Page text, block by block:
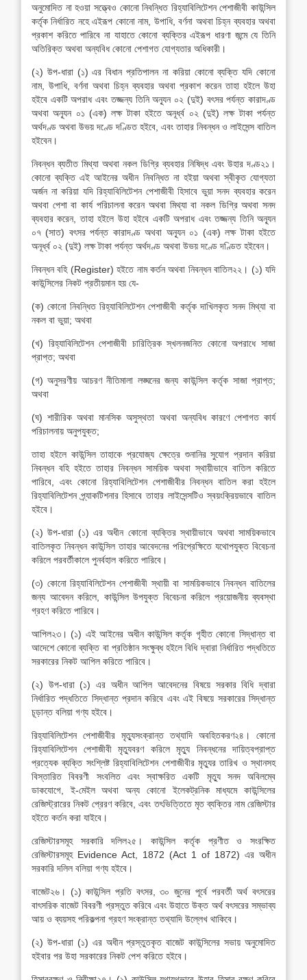
অনুমোদিত না হওয়া সত্ত্বেও কোনো নিবন্ধিত রিহ্যাবিলিটেশন পেশাজীবী কাউন্সিল
কর্তৃক নির্ধারিত নহে এইরূপ কোনো নাম, উপাধি, বর্ণনা অথবা চিহ্ন ব্যবহার অথবা
প্রকাশ করিতে পারিবে না যাহাতে কোনো ব্যক্তির এইরূপ ধারণা জন্মে যে তিনি
অতিরিক্ত অথবা অন্যবিধ কোনো পেশাগত যোগ্যতার অধিকারী।
(২) উপ-ধারা (১) এর বিধান প্রতিপালন না করিয়া কোনো ব্যক্তি যদি কোনো
নাম, উপাধি, বর্ণনা অথবা চিহ্ন ব্যবহার অথবা প্রকাশ করেন তাহা হইলে উহা
হইবে একটি অপরাধ এবং তজ্জন্য তিনি অন্যূন ০২ (দুই) বৎসর পর্যন্ত কারাদণ্ড
অথবা অন্যূন ০১ (এক) লক্ষ টাকা হইতে অনূর্ধ্ব ০২ (দুই) লক্ষ টাকা পর্যন্ত
অর্থদণ্ড অথবা উভয় দণ্ডে দণ্ডিত হইবে, এবং তাহার নিবন্ধন ও লাইসেন্স বাতিল
হইবেন।
নিবন্ধন ব্যতীত মিথ্যা অথবা নকল ডিগ্রি ব্যবহার নিষিদ্ধ এবং উহার দণ্ড২১।
কোনো ব্যক্তি এই আইনের অধীন নিবন্ধিত না হইয়া অথবা স্বীকৃত যোগ্যতা
অর্জন না করিয়া যদি রিহ্যাবিলিটেশন পেশাজীবী হিসাবে ভুয়া সনদ ব্যবহার করেন
অথবা পেশা বা কার্য পরিচালনা করেন অথবা মিথ্যা বা নকল ডিগ্রি অথবা সনদ
ব্যবহার করেন, তাহা হইলে উহা হইবে একটি অপরাধ এবং তজ্জন্য তিনি অন্যূন
০৭ (সাত) বৎসর পর্যন্ত কারাদণ্ড অথবা অন্যূন ০১ (এক) লক্ষ টাকা হইতে
অনূর্ধ্ব ০২ (দুই) লক্ষ টাকা পর্যন্ত অর্থদণ্ড অথবা উভয় দণ্ডে দণ্ডিত হইবেন।
নিবন্ধন বহি (Register) হইতে নাম কর্তন অথবা নিবন্ধন বাতিল২২। (১) যদি
কাউন্সিলের নিকট প্রতীয়মান হয় যে-
(ক) কোনো নিবন্ধিত রিহ্যাবিলিটেশন পেশাজীবী কর্তৃক দাখিলকৃত সনদ মিথ্যা বা
নকল বা ভুয়া; অথবা
(খ) রিহ্যাবিলিটেশন পেশাজীবী চারিত্রিক স্খলনজনিত কোনো অপরাধে সাজা
প্রাপ্ত; অথবা
(গ) অনুসরণীয় আচরণ নীতিমালা লঙ্ঘনের জন্য কাউন্সিল কর্তৃক সাজা প্রাপ্ত;
অথবা
(ঘ) শারীরিক অথবা মানসিক অসুস্থতা অথবা অন্যবিধ কারণে পেশাগত কার্য
পরিচালনায় অনুপযুক্ত;
তাহা হইলে কাউন্সিল তাহাকে প্রযোজ্য ক্ষেত্রে শুনানির সুযোগ প্রদান করিয়া
নিবন্ধন বহি হইতে তাহার নিবন্ধন সাময়িক অথবা স্থায়ীভাবে বাতিল করিতে
পারিবে, এবং কোনো রিহ্যাবিলিটেশন পেশাজীবীর নিবন্ধন বাতিল করা হইলে
রিহ্যাবিলিটেশন প্র্যাকটিশনার হিসাবে তাহার লাইসেন্সটিও স্বয়ংক্রিয়ভাবে বাতিল
হইবে।
(২) উপ-ধারা (১) এর অধীন কোনো ব্যক্তির স্থায়ীভাবে অথবা সাময়িকভাবে
বাতিলকৃত নিবন্ধন কাউন্সিল তাহার আবেদনের পরিপ্রেক্ষিতে যথোপযুক্ত বিবেচনা
করিলে পরবর্তীকালে পুনর্বহাল করিতে পারিবে।
(৩) কোনো রিহ্যাবিলিটেশন পেশাজীবী স্থায়ী বা সাময়িকভাবে নিবন্ধন বাতিলের
জন্য আবেদন করিলে, কাউন্সিল উপযুক্ত বিবেচনা করিলে প্রয়োজনীয় ব্যবস্থা
গ্রহণ করিতে পারিবে।
আপিল২৩। (১) এই আইনের অধীন কাউন্সিল কর্তৃক গৃহীত কোনো সিদ্ধান্ত বা
আদেশে কোনো ব্যক্তি বা প্রতিষ্ঠান সংক্ষুব্ধ হইলে বিধি দ্বারা নির্ধারিত পদ্ধতিতে
সরকারের নিকট আপিল করিতে পারিবে।
(২) উপ-ধারা (১) এর অধীন আপিল আবেদনের বিষয়ে সরকার বিধি দ্বারা
নির্ধারিত পদ্ধতিতে সিদ্ধান্ত প্রদান করিবে এবং এই বিষয়ে সরকারের সিদ্ধান্ত
চূড়ান্ত বলিয়া গণ্য হইবে।
রিহ্যাবিলিটেশন পেশাজীবীর মৃত্যুসংক্রান্ত তথ্যাদি অবহিতকরণ২৪। কোনো
রিহ্যাবিলিটেশন পেশাজীবী মৃত্যুবরণ করিলে মৃত্যু নিবন্ধনের দায়িত্বপ্রাপ্ত
প্রত্যেক ব্যক্তি সংশ্লিষ্ট রিহ্যাবিলিটেশন পেশাজীবীর মৃত্যুর তারিখ ও স্থানসহ
বিস্তারিত বিবরণী সংবলিত এবং স্বাক্ষরিত একটি মৃত্যু সনদ অবিলম্বে
ডাকযোগে, ই-মেইল অথবা অন্য কোনো ইলেকট্রনিক মাধ্যমে কাউন্সিলের
রেজিস্ট্রারের নিকট প্রেরণ করিবে, এবং তৎভিত্তিতে মৃত ব্যক্তির নাম রেজিস্টার
হইতে কর্তন করা যাইবে।
রেজিস্টারসমূহ সরকারি দলিল২৫। কাউন্সিল কর্তৃক প্রণীত ও সংরক্ষিত
রেজিস্টারসমূহ Evidence Act, 1872 (Act 1 of 1872) এর অধীন
সরকারি দলিল বলিয়া গণ্য হইবে।
বাজেট২৬। (১) কাউন্সিল প্রতি বৎসর, ৩০ জুনের পূর্বে পরবর্তী অর্থ বৎসরের
বাৎসরিক বাজেট বিবরণী প্রস্তুত করিবে এবং উহাতে উক্ত অর্থ বৎসরের সম্ভাব্য
আয় ও ব্যয়সহ পরিকল্পনা গ্রহণ সংক্রান্ত তথ্যাদি উল্লেখ থাকিবে।
(২) উপ-ধারা (১) এর অধীন প্রস্তুতকৃত বাজেট কাউন্সিলের সভায় অনুমোদিত
হইবার পর উহা সরকারের নিকট পেশ করিতে হইবে।